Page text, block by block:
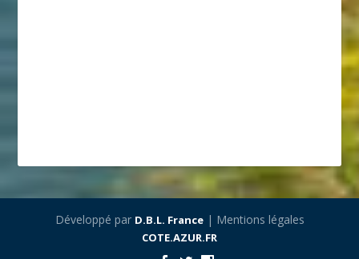
Développé par D.B.L. France| Mentions légales
COTE.AZUR.FR